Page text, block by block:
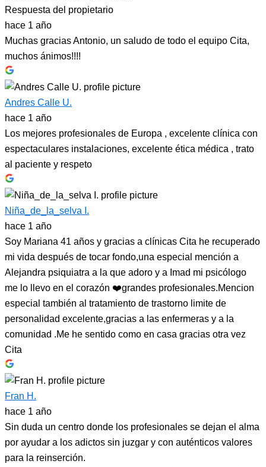
Respuesta del propietario
hace 1 año
Muchas gracias Antonio, un saludo de todo el equipo Cita,
muchos ánimos!!!!
Andres Calle U.
hace 1 año
Los mejores profesionales de Europa , excelente clínica con
espectaculares instalaciones, excelente ética médica , trato
al paciente y respeto
Niña_de_la_selva I.
hace 1 año
Soy Mariana 41 años y gracias a clínicas Cita he recuperado
mi vida después de tocar fondo,una especial mención a
Alejandra psiquiatra a la que adoro y a Imad mi psicólogo
me lo llevo en el corazón ❤️grandes profesionales.Mencion
especial también al tratamiento de trastorno limite de
personalidad excelente,gracias a las enfermeras y a la
comunidad .Me he sentido como en casa gracias otra vez
Cita
Fran H.
hace 1 año
Sin duda un centro donde los profesionales se dejan el alma
por ayudar a los adictos sin juzgar y con auténticos valores
para la reinserción.